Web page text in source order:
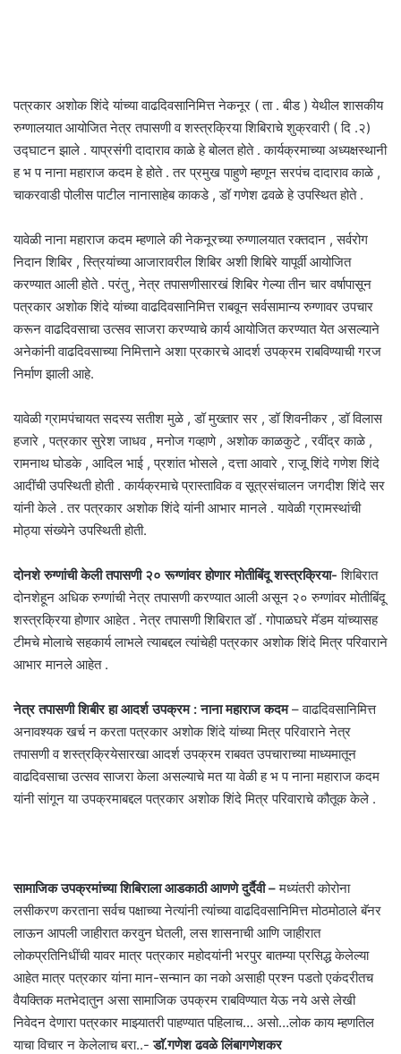
पत्रकार अशोक शिंदे यांच्या वाढदिवसानिमित्त नेकनूर ( ता . बीड ) येथील शासकीय
रुग्णालयात आयोजित नेत्र तपासणी व शस्त्रक्रिया शिबिराचे शुक्रवारी ( दि .२)
उद्घाटन झाले . याप्रसंगी दादाराव काळे हे बोलत होते . कार्यक्रमाच्या अध्यक्षस्थानी
ह भ प नाना महाराज कदम हे होते . तर प्रमुख पाहुणे म्हणून सरपंच दादाराव काळे ,
चाकरवाडी पोलीस पाटील नानासाहेब काकडे , डॉ गणेश ढवळे हे उपस्थित होते .
यावेळी नाना महाराज कदम म्हणाले की नेकनूरच्या रुग्णालयात रक्तदान , सर्वरोग
निदान शिबिर , स्त्रियांच्या आजारावरील शिबिर अशी शिबिरे यापूर्वी आयोजित
करण्यात आली होते . परंतु , नेत्र तपासणीसारखं शिबिर गेल्या तीन चार वर्षापासून
पत्रकार अशोक शिंदे यांच्या वाढदिवसानिमित्त राबवून सर्वसामान्य रुग्णावर उपचार
करून वाढदिवसाचा उत्सव साजरा करण्याचे कार्य आयोजित करण्यात येत असल्याने
अनेकांनी वाढदिवसाच्या निमित्ताने अशा प्रकारचे आदर्श उपक्रम राबविण्याची गरज
निर्माण झाली आहे.
यावेळी ग्रामपंचायत सदस्य सतीश मुळे , डॉ मुख्तार सर , डॉ शिवनीकर , डॉ विलास
हजारे , पत्रकार सुरेश जाधव , मनोज गव्हाणे , अशोक काळकुटे , रवींद्र काळे ,
रामनाथ घोडके , आदिल भाई , प्रशांत भोसले , दत्ता आवारे , राजू शिंदे गणेश शिंदे
आदींची उपस्थिती होती . कार्यक्रमाचे प्रास्ताविक व सूत्रसंचालन जगदीश शिंदे सर
यांनी केले . तर पत्रकार अशोक शिंदे यांनी आभार मानले . यावेळी ग्रामस्थांची
मोठ्या संख्येने उपस्थिती होती.
दोनशे रुग्णांची केली तपासणी २० रूग्णांवर होणार मोतीबिंदू शस्त्रक्रिया- शिबिरात
दोनशेहून अधिक रुग्णांची नेत्र तपासणी करण्यात आली असून २० रुग्णांवर मोतीबिंदू
शस्त्रक्रिया होणार आहेत . नेत्र तपासणी शिबिरात डॉ . गोपाळघरे मॅडम यांच्यासह
टीमचे मोलाचे सहकार्य लाभले त्याबद्दल त्यांचेही पत्रकार अशोक शिंदे मित्र परिवाराने
आभार मानले आहेत .
नेत्र तपासणी शिबीर हा आदर्श उपक्रम : नाना महाराज कदम– वाढदिवसानिमित्त
अनावश्यक खर्च न करता पत्रकार अशोक शिंदे यांच्या मित्र परिवाराने नेत्र
तपासणी व शस्त्रक्रियेसारखा आदर्श उपक्रम राबवत उपचाराच्या माध्यमातून
वाढदिवसाचा उत्सव साजरा केला असल्याचे मत या वेळी ह भ प नाना महाराज कदम
यांनी सांगून या उपक्रमाबद्दल पत्रकार अशोक शिंदे मित्र परिवाराचे कौतूक केले .
सामाजिक उपक्रमांच्या शिबिराला आडकाठी आणणे दुर्दैवी –मध्यंतरी कोरोना
लसीकरण करताना सर्वच पक्षाच्या नेत्यांनी त्यांच्या वाढदिवसानिमित्त मोठमोठाले बॅनर
लाऊन आपली जाहीरात करवुन घेतली, लस शासनाची आणि जाहीरात
लोकप्रतिनिधींची यावर मात्र पत्रकार महोदयांनी भरपुर बातम्या प्रसिद्ध केलेल्या
आहेत मात्र पत्रकार यांना मान-सन्मान का नको असाही प्रश्न पडतो एकंदरीतच
वैयक्तिक मतभेदातुन असा सामाजिक उपक्रम राबविण्यात येऊ नये असे लेखी
निवेदन देणारा पत्रकार माझ्यातरी पाहण्यात पहिलाच… असो…लोक काय म्हणतिल
याचा विचार न केलेलाच बरा..-डाॅ.गणेश ढवळे लिंबागणेशकर